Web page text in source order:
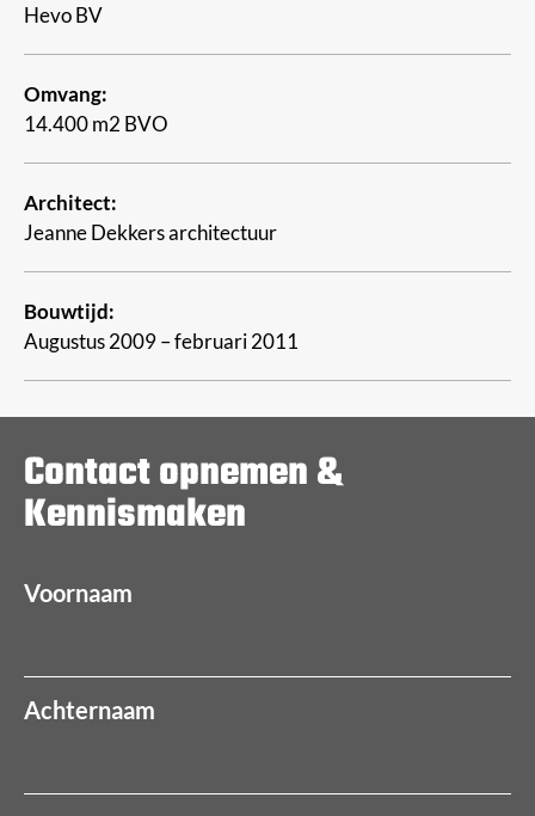
Hevo BV
Omvang:
14.400 m2 BVO
Architect:
Jeanne Dekkers architectuur
Bouwtijd:
Augustus 2009 – februari 2011
Contact opnemen &
Kennismaken
Voornaam
Achternaam